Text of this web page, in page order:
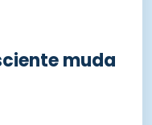
muda